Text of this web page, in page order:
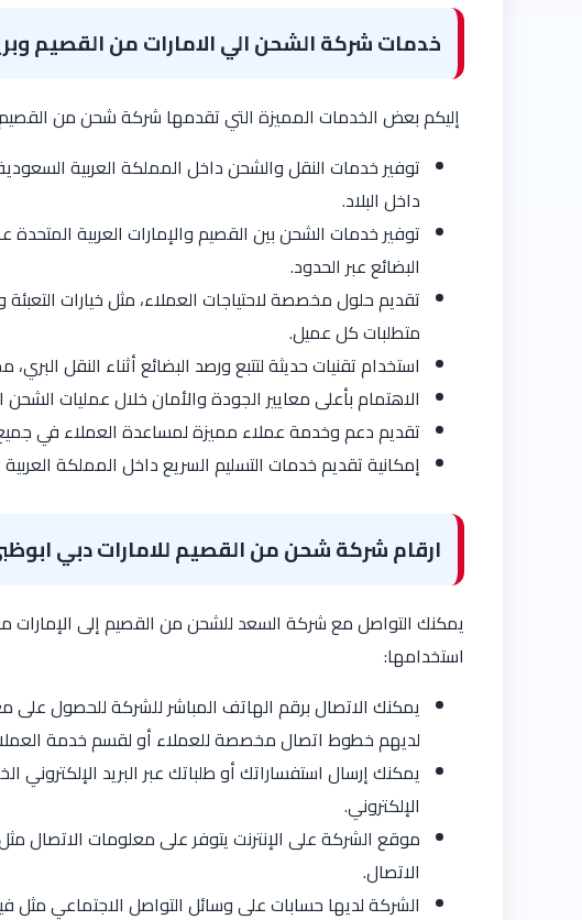
خدمات شركة الشحن الي الامارات من القصيم
إليكم بعض الخدمات المميزة التي تقدمها شركة شحن من القصيم
توفير خدمات النقل والشحن داخل المملكة العربية
داخل البلاد.
توفير خدمات الشحن بين القصيم والإمارات العربية
البضائع عبر الحدود.
تقديم حلول مخصصة لاحتياجات العملاء، مثل خيارات
متطلبات كل عميل.
استخدام تقنيات حديثة لتتبع ورصد البضائع أثناء النقل
الاهتمام بأعلى معايير الجودة والأمان خلال عمليات
تقديم دعم وخدمة عملاء مميزة لمساعدة العملاء في
إمكانية تقديم خدمات التسليم السريع داخل المملكة
ارقام شركة شحن من القصيم للامارات دبي
يمكنك التواصل مع شركة السعد للشحن من القصيم إلى
استخدامها:
يمكنك الاتصال برقم الهاتف المباشر للشركة للحصول
لديهم خطوط اتصال مخصصة للعملاء أو لقسم خدمة
يمكنك إرسال استفساراتك أو طلباتك عبر البريد
الإلكتروني.
موقع الشركة على الإنترنت يتوفر على معلومات الاتصال
الاتصال.
الشركة لديها حسابات على وسائل التواصل الاجتماعي مثل